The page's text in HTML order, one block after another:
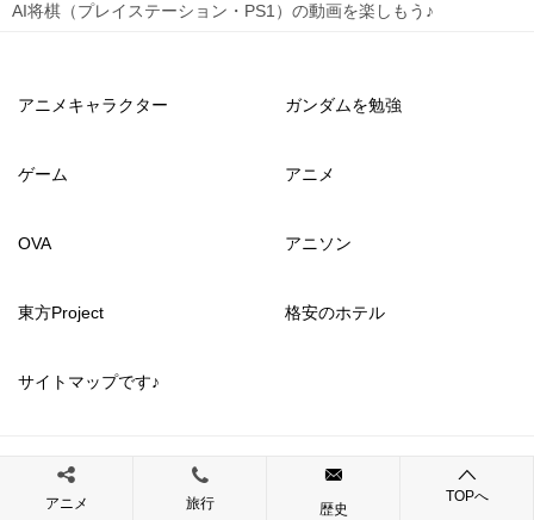
AI将棋（プレイステーション・PS1）の動画を楽しもう♪
アニメキャラクター ガンダムを勉強
ゲーム アニメ
OVA アニソン
東方Project 格安のホテル
サイトマップです♪
© 2017 いっぱいゲームを楽しもう
アニメ 旅行 歴史
TOPへ